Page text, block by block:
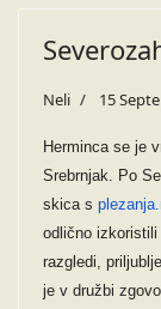
Neli 15
Herminca se je
Srebrnjak. Po
skica s
odlično
razgledi,
je v družbi